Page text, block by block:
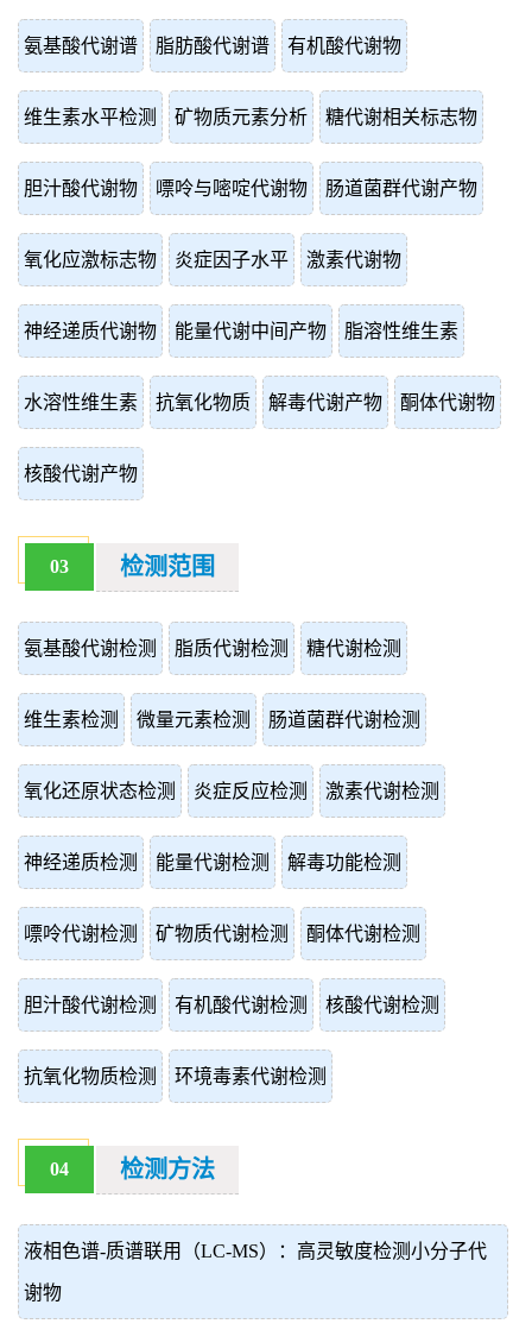
氨基酸代谢谱 脂肪酸代谢谱 有机酸代谢物
维生素水平检测 矿物质元素分析 糖代谢相关标志物
胆汁酸代谢物 嘌呤与嘧啶代谢物 肠道菌群代谢产物
氧化应激标志物 炎症因子水平 激素代谢物
神经递质代谢物 能量代谢中间产物 脂溶性维生素
水溶性维生素 抗氧化物质 解毒代谢产物 酮体代谢物
核酸代谢产物
03 检测范围
氨基酸代谢检测 脂质代谢检测 糖代谢检测
维生素检测 微量元素检测 肠道菌群代谢检测
氧化还原状态检测 炎症反应检测 激素代谢检测
神经递质检测 能量代谢检测 解毒功能检测
嘌呤代谢检测 矿物质代谢检测 酮体代谢检测
胆汁酸代谢检测 有机酸代谢检测 核酸代谢检测
抗氧化物质检测 环境毒素代谢检测
04 检测方法
液相色谱-质谱联用（LC-MS）：高灵敏度检测小分子代
谢物